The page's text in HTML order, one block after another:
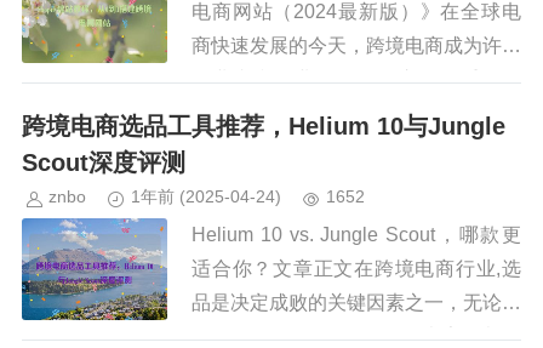
电商网站（2024最新版）》在全球电
商快速发展的今天，跨境电商成为许多
创业者和企业拓展国际市场的重要途
径，而Shopify作为全球领先的SaaS电
跨境电商选品工具推荐，Helium 10与Jungle
Scout深度评测
znbo 1年前 (2025-04-24) 1652
Helium 10 vs. Jungle Scout，哪款更
适合你？文章正文在跨境电商行业,选
品是决定成败的关键因素之一，无论是
亚马逊、eBay还是Shopify卖家，都需